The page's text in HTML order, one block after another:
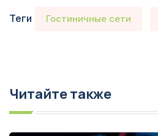
Теги Гостиничные сети
Читайте также